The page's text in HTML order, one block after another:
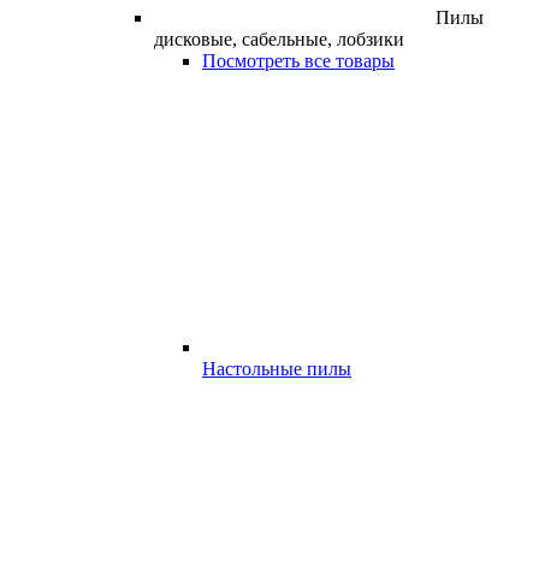
Пилы
дисковые, сабельные, лобзики
Посмотреть все товары
Настольные пилы